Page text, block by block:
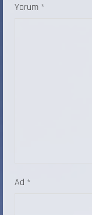
Yorum *
Ad *